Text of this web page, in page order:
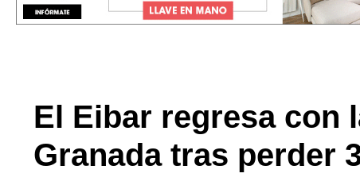
El Eibar regresa con
Granada tras perder